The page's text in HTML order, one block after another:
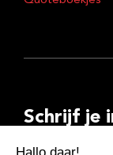
Schrijf je